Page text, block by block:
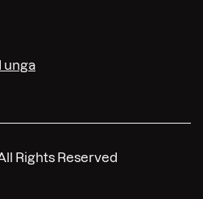
unga
Rights Reserved